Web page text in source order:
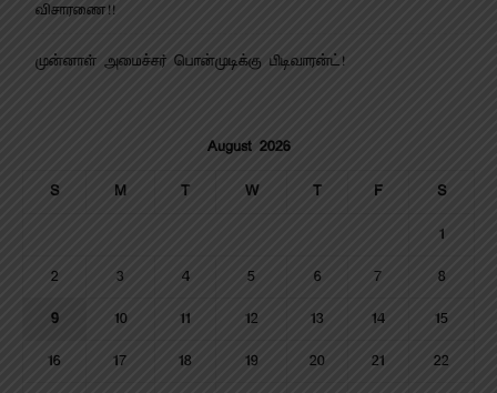
விசாரணை!!
முன்னாள் அமைச்சர் பொன்முடிக்கு பிடிவாரன்ட்!
August 2026
S M T W T F S
1
2 3 4 5 6 7 8
9 10 11 12 13 14 15
16 17 18 19 20 21 22